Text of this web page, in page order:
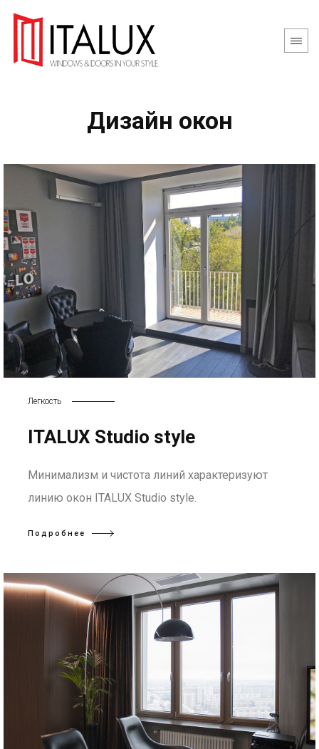
Дизайн окон
Легкость
ITALUX Studio style
Минимализм и чистота линий характеризуют
линию окон ITALUX Studio style.
Подробнее